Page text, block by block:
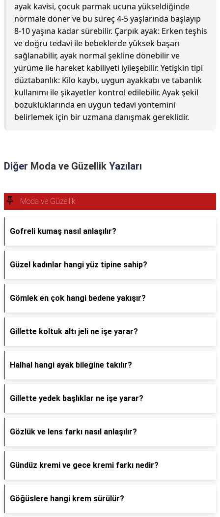
ayak kavisi, çocuk parmak ucuna yükseldiğinde
normale döner ve bu süreç 4-5 yaşlarında başlayıp
8-10 yaşına kadar sürebilir. Çarpık ayak: Erken teşhis
ve doğru tedavi ile bebeklerde yüksek başarı
sağlanabilir, ayak normal şekline dönebilir ve
yürüme ile hareket kabiliyeti iyileşebilir. Yetişkin tipi
düztabanlık: Kilo kaybı, uygun ayakkabı ve tabanlık
kullanımı ile şikayetler kontrol edilebilir. Ayak şekil
bozukluklarında en uygun tedavi yöntemini
belirlemek için bir uzmana danışmak gereklidir.
Diğer Moda ve Güzellik Yazıları
Moda ve Güzellik
Gofreli kumaş nasıl anlaşılır?
Güzel kadınlar hangi yüz tipine sahip?
Gömlek en çok hangi bedene yakışır?
Gillette koltuk altı jeli ne işe yarar?
Halhal hangi ayak bileğine takılır?
Gillette yedek başlıklar ne işe yarar?
Gözlük ve lens farkı nasıl anlaşılır?
Gündüz kremi ve gece kremi farkı nedir?
Göğüslere hangi krem sürülür?